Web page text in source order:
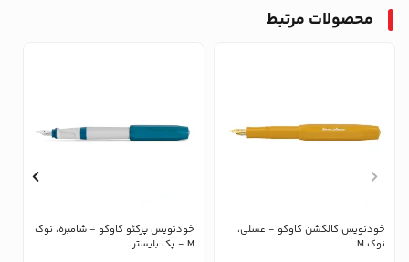
محصولات مرتبط
خودنویس کالکشن کاوکو - عسلی،
نوک M
خودنویس پرکئو کاوکو - شامبره، نوک
M - پک بلیستر